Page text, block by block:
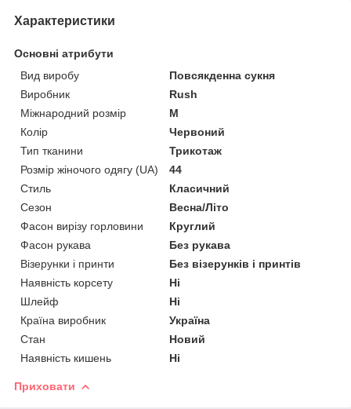
Характеристики
Основні атрибути
Вид виробу
Повсякденна сукня
Виробник
Rush
Міжнародний розмір
M
Колір
Червоний
Тип тканини
Трикотаж
Розмір жіночого одягу (UA)
44
Стиль
Класичний
Сезон
Весна/Літо
Фасон вирізу горловини
Круглий
Фасон рукава
Без рукава
Візерунки і принти
Без візерунків і принтів
Наявність корсету
Ні
Шлейф
Ні
Країна виробник
Україна
Стан
Новий
Наявність кишень
Ні
Приховати